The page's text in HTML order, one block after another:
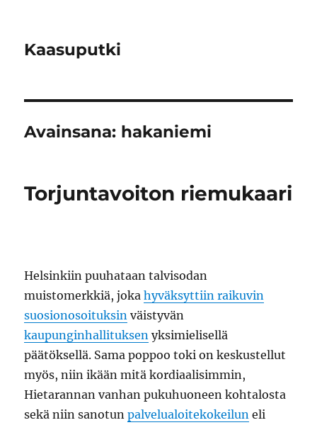
Kaasuputki
Avainsana: hakaniemi
Torjuntavoiton riemukaari
Helsinkiin puuhataan talvisodan
muistomerkkiä, jokahyväksyttiin raikuvin
suosionosoituksin väistyvän
kaupunginhallituksen yksimielisellä
päätöksellä. Sama poppoo toki on keskustellut
myös, niin ikään mitä kordiaalisimmin,
Hietarannan vanhan pukuhuoneen kohtalosta
sekä niin sanotunpalvelualoitekokeilun eli